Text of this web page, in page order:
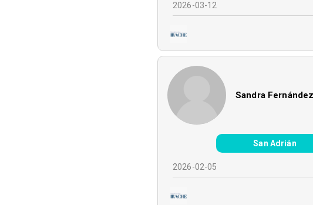
2026-03-12
Sandra
San Adrián
2026-02-05